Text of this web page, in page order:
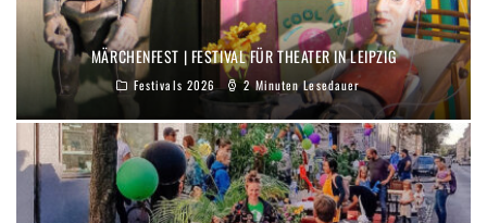
MÄRCHENFEST | FESTIVAL FÜR THEATER IN LEIPZIG
Festivals 2026 2 Minuten Lesedauer